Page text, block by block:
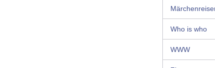
Who is who
WWW